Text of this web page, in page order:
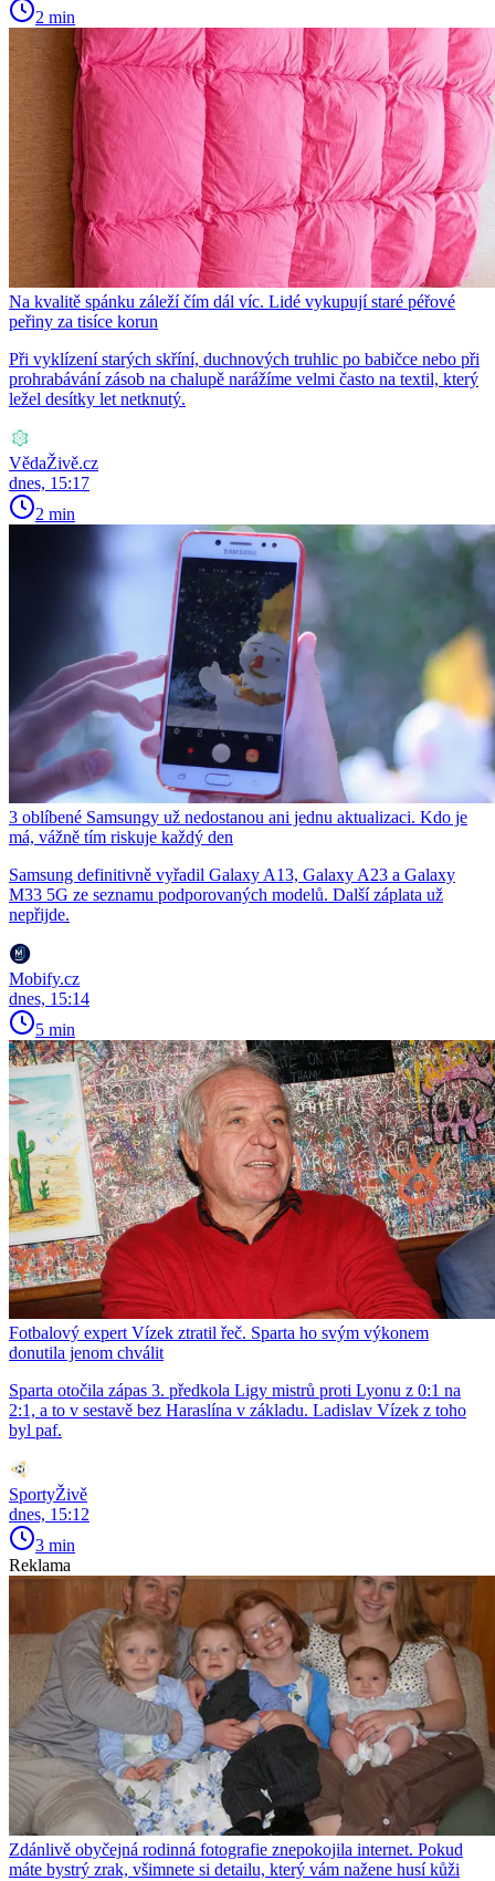
2 min
Na kvalitě spánku záleží čím dál víc. Lidé vykupují staré péřové
peřiny za tisíce korun
Při vyklízení starých skříní, duchnových truhlic po babičce nebo při
prohrabávání zásob na chalupě narážíme velmi často na textil, který
ležel desítky let netknutý.
VědaŽivě.cz
dnes, 15:17
2 min
3 oblíbené Samsungy už nedostanou ani jednu aktualizaci. Kdo je
má, vážně tím riskuje každý den
Samsung definitivně vyřadil Galaxy A13, Galaxy A23 a Galaxy
M33 5G ze seznamu podporovaných modelů. Další záplata už
nepřijde.
Mobify.cz
dnes, 15:14
5 min
Fotbalový expert Vízek ztratil řeč. Sparta ho svým výkonem
donutila jenom chválit
Sparta otočila zápas 3. předkola Ligy mistrů proti Lyonu z 0:1 na
2:1, a to v sestavě bez Haraslína v základu. Ladislav Vízek z toho
byl paf.
SportyŽivě
dnes, 15:12
3 min
Reklama
Zdánlivě obyčejná rodinná fotografie znepokojila internet. Pokud
máte bystrý zrak, všimnete si detailu, který vám nažene husí kůži